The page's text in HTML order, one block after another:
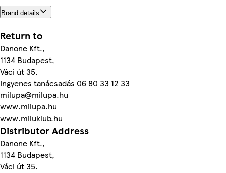
Brand details
Return to
Danone Kft.,
1134 Budapest,
Váci út 35.
Ingyenes tanácsadás 06 80 33 12 33
milupa@milupa.hu
www.milupa.hu
www.miluklub.hu
Distributor Address
Danone Kft.,
1134 Budapest,
Váci út 35.